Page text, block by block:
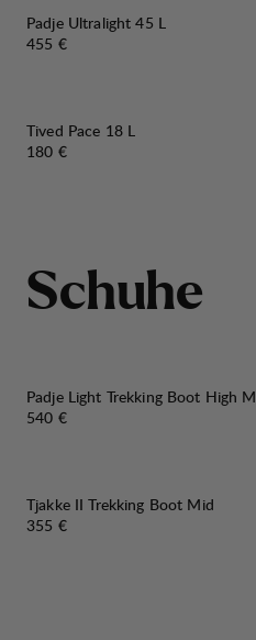
Padje Ultralight 45 L
Preis:
455 €
Tived Pace 18 L
Preis:
180 €
Schuhe
Padje Light Trekking Boot High M
Preis:
540 €
Tjakke II Trekking Boot Mid
Preis:
355 €